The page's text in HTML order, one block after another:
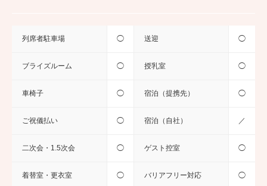
列席者駐車場 ◯ 送迎 ◯
ブライズルーム ◯ 授乳室 ◯
車椅子 ◯ 宿泊（提携先） ◯
ご祝儀払い ◯ 宿泊（自社） ／
二次会・1.5次会 ◯ ゲスト控室 ◯
着替室・更衣室 ◯ バリアフリー対応 ◯